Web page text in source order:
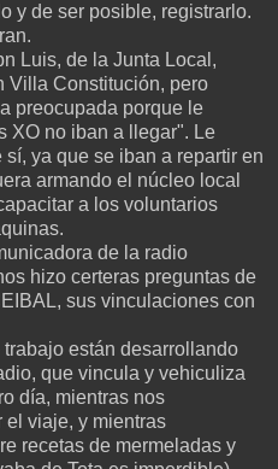
y de ser posible, registrarlo.
Luis, de la Junta Local,
Villa Constitución, pero
preocupada porque le
XO no iban a llegar". Le
ya que se iban a repartir en
armando el núcleo local
a los voluntarios
de la radio
hizo certeras preguntas de
sus vinculaciones con
están desarrollando
que vincula y vehiculiza
día, mientras nos
el viaje, y mientras
recetas de mermeladas y